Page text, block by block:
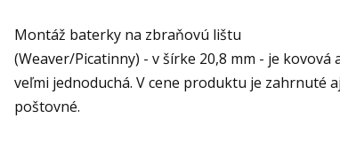
Montáž baterky na zbraňovú lištu
(Weaver/Picatinny) - v šírke 20,8 mm - je kovová
veľmi jednoduchá. V cene produktu je zahrnuté aj
poštovné.